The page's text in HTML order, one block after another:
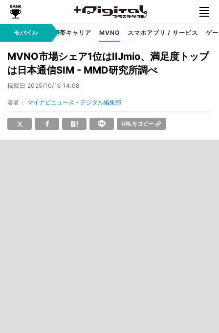
モバイル
Android 携帯キャリア MVNO スマホアプリ / サービス ゲ
MVNO市場シェア1位はIIJmio、満足度トップ
は日本通信SIM - MMD研究所調べ
掲載日 2025/10/16 14:08
著者： マイナビニュース・デジタル編集部
URLをコピー